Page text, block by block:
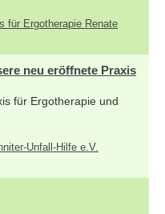
für Ergotherapie Renate
neu eröffnete Praxis
für Ergotherapie und
Unfall-Hilfe e.V.